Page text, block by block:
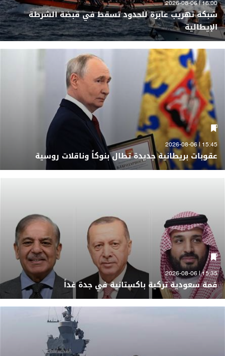
16:00 | 2026-08-06
شبكة تهريب عابرة للحدود تسقط في قبضة الشرطة
الإيطالية
15:45 | 2026-08-06
عقوبات بريطانية جديدة تطال بنوكاً وناقلات روسية
15:35 | 2026-08-06
قمة سعودية تركية باكستانية في جدة غداً